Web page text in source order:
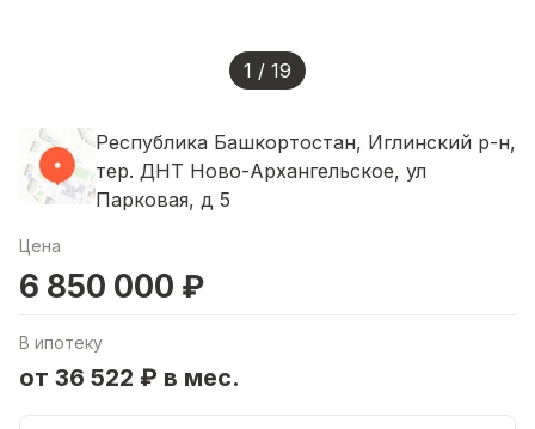
1 / 19
Республика Башкортостан, Иглинский р-н,
тер. ДНТ Ново-Архангельское, ул
Парковая, д 5
Цена
6 850 000 ₽
В ипотеку
от 36 522 ₽ в мес.